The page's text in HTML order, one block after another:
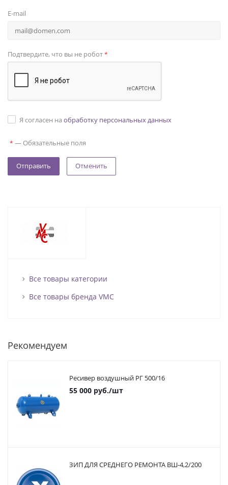
E-mail
Подтвердите, что вы не робот*
Я согласен на обработку персональных данных
* — Обязательные поля
Отменить
Все товары категории
Все товары бренда VMC
Рекомендуем
Ресивер воздушный РГ 500/16
55 000 руб./шт
ЗИП ДЛЯ СРЕДНЕГО РЕМОНТА ВШ-4,2/200